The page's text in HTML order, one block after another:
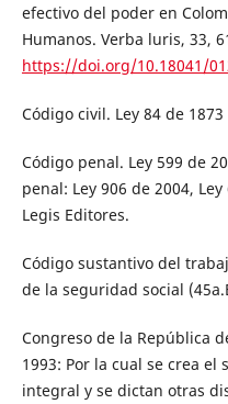
efectivo del poder en
Humanos. Verba luris, 33,
https://doi.org/10.18041/
Código civil. Ley 84 de
Código penal. Ley 599 de
penal: Ley 906 de 2004,
Legis Editores.
Código sustantivo del
de la seguridad social
Congreso de la República
1993: Por la cual se crea
integral y se dictan otras